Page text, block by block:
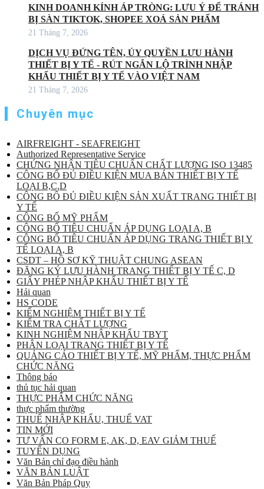
KINH DOANH KÍNH ÁP TRÒNG: LƯU Ý ĐỂ TRÁNH
BỊ SÀN TIKTOK, SHOPEE XOÁ SẢN PHẨM
21 Tháng 7, 2026
DỊCH VỤ ĐỨNG TÊN, ỦY QUYỀN LƯU HÀNH
THIẾT BỊ Y TẾ - RÚT NGẮN LỘ TRÌNH NHẬP
KHẨU THIẾT BỊ Y TẾ VÀO VIỆT NAM
21 Tháng 7, 2026
Chuyên mục
AIRFREIGHT - SEAFREIGHT
Authorized Representative Service
CHỨNG NHẬN TIÊU CHUẨN CHẤT LƯỢNG ISO 13485
CÔNG BỐ ĐỦ ĐIỀU KIỆN MUA BÁN THIẾT BỊ Y TẾ
LOẠI B,C,D
CÔNG BỐ ĐỦ ĐIỀU KIỆN SẢN XUẤT TRANG THIẾT BỊ
Y TẾ
CÔNG BỐ MỸ PHẨM
CÔNG BỐ TIÊU CHUẨN ÁP DỤNG LOẠI A, B
CÔNG BỐ TIÊU CHUẨN ÁP DỤNG TRANG THIẾT BỊ Y
TẾ LOẠI A, B
CSDT – HỒ SƠ KỸ THUẬT CHUNG ASEAN
ĐĂNG KÝ LƯU HÀNH TRANG THIẾT BỊ Y TẾ C, D
GIẤY PHÉP NHẬP KHẨU THIẾT BỊ Y TẾ
Hải quan
HS CODE
KIỂM NGHIỆM THIẾT BỊ Y TẾ
KIỂM TRA CHẤT LƯỢNG
KINH NGHIỆM NHẬP KHẨU TBYT
PHÂN LOẠI TRANG THIẾT BỊ Y TẾ
QUẢNG CÁO THIẾT BỊ Y TẾ, MỸ PHẨM, THỰC PHẨM
CHỨC NĂNG
Thông báo
thủ tục hải quan
THỰC PHẨM CHỨC NĂNG
thực phẩm thường
THUẾ NHẬP KHẨU, THUẾ VAT
TIN MỚI
TƯ VẤN CO FORM E, AK, D, EAV GIẢM THUẾ
TUYỂN DỤNG
Văn Bản chỉ đạo điều hành
VĂN BẢN LUẬT
Văn Bản Pháp Quy